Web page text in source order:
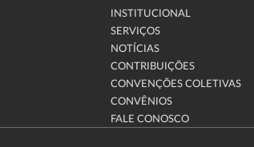
INSTITUCIONAL
SERVIÇOS
NOTÍCIAS
CONTRIBUIÇÕES
CONVENÇÕES COLETIVAS
CONVÊNIOS
FALE CONOSCO